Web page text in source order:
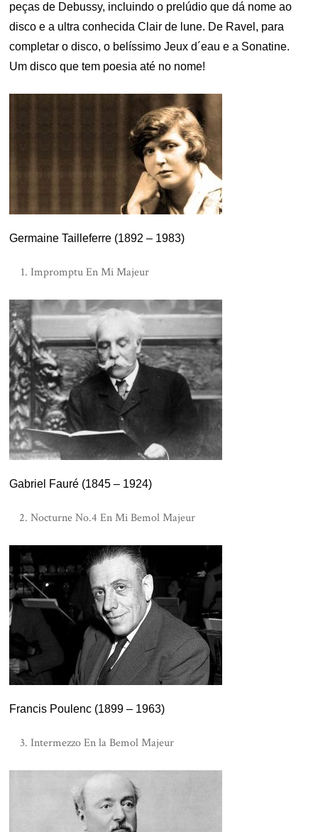
peças de Debussy, incluindo o prelúdio que dá nome ao
disco e a ultra conhecida Clair de lune. De Ravel, para
completar o disco, o belíssimo Jeux d´eau e a Sonatine.
Um disco que tem poesia até no nome!
Germaine Tailleferre (1892 – 1983)
Impromptu En Mi Majeur
Gabriel Fauré (1845 – 1924)
Nocturne No.4 En Mi Bemol Majeur
Francis Poulenc (1899 – 1963)
Intermezzo En la Bemol Majeur